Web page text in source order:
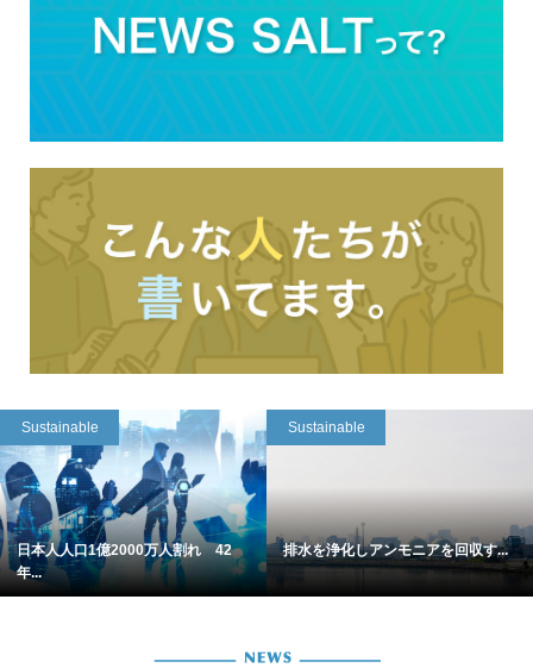
Sustainable
日本人人口1億2000万人割れ 42
年...
Sustainable
排水を浄化しアンモニアを回収す...